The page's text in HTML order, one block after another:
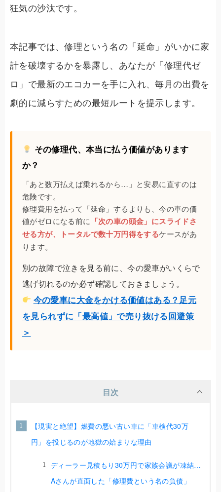
狂気の沙汰です。
本記事では、修理という名の「延命」がいかに家
計を破壊するかを暴露し、あなたが「修理代ゼ
ロ」で最新のエコカーを手に入れ、毎月の出費を
劇的に減らすための最短ルートを提示します。
その修理代、本当に払う価値があります
か？
「あと数万払えば乗れるから…」と安易に直すのは
危険です。
修理費用を払って「延命」するよりも、今の車の価
値がゼロになる前に 「次の車の頭金」にスライドさ
せる方が、トータルで数十万円得をするケースがあ
ります。
別の故障で泣きを見る前に、今の愛車がいくらで
逃げ切れるのか必ず確認しておきましょう。
今の愛車に大金をかける価値はある？足元
を見られずに「最高値」で売り抜ける回避策
＞
目次
【現実と絶望】燃費の悪い古い車に「車検代30万
円」を投じるのが地獄の始まりな理由
ディーラー見積もり30万円で家族会議が凍結…
Aさんが直面した「修理費という名の負債」